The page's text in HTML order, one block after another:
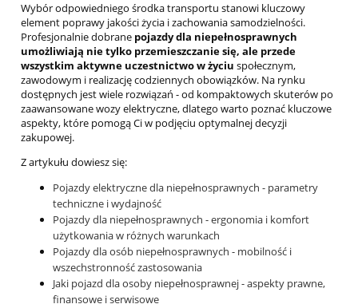
Wybór odpowiedniego środka transportu stanowi kluczowy
element poprawy jakości życia i zachowania samodzielności.
Profesjonalnie dobrane pojazdy dla niepełnosprawnych
umożliwiają nie tylko przemieszczanie się, ale przede
wszystkim aktywne uczestnictwo w życiu społecznym,
zawodowym i realizację codziennych obowiązków. Na rynku
dostępnych jest wiele rozwiązań - od kompaktowych skuterów po
zaawansowane wozy elektryczne, dlatego warto poznać kluczowe
aspekty, które pomogą Ci w podjęciu optymalnej decyzji
zakupowej.
Z artykułu dowiesz się:
Pojazdy elektryczne dla niepełnosprawnych - parametry
techniczne i wydajność
Pojazdy dla niepełnosprawnych - ergonomia i komfort
użytkowania w różnych warunkach
Pojazdy dla osób niepełnosprawnych - mobilność i
wszechstronność zastosowania
Jaki pojazd dla osoby niepełnosprawnej - aspekty prawne,
finansowe i serwisowe